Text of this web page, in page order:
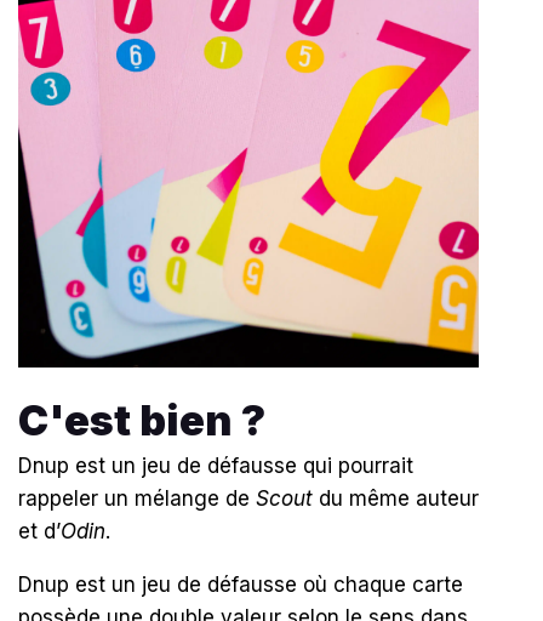
C'est bien ?
Dnup est un jeu de défausse qui pourrait
rappeler un mélange de Scout du même auteur
et d’Odin.
Dnup est un jeu de défausse où chaque carte